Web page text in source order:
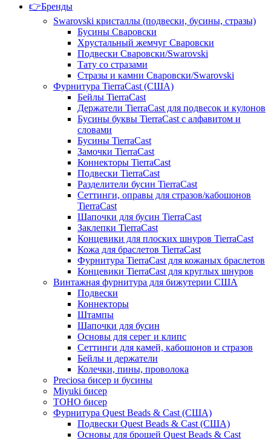
👉Бренды
Swarovski кристаллы (подвески, бусины, стразы)
Бусины Сваровски
Хрустальный жемчуг Сваровски
Подвески Сваровски/Swarovski
Тату со стразами
Стразы и камни Сваровски/Swarovski
Фурнитура TierraCast (США)
Бейлы TierraCast
Держатели TierraCast для подвесок и кулонов
Бусины буквы TierraCast с алфавитом и
словами
Бусины TierraCast
Замочки TierraCast
Коннекторы TierraCast
Подвески TierraCast
Разделители бусин TierraCast
Сеттинги, оправы для стразов/кабошонов
TierraCast
Шапочки для бусин TierraCast
Заклепки TierraCast
Концевики для плоских шнуров TierraCast
Кожа для браслетов TierraCast
Фурнитура TierraCast для кожаных браслетов
Концевики TierraCast для круглых шнуров
Винтажная фурнитура для бижутерии США
Подвески
Коннекторы
Штампы
Шапочки для бусин
Основы для серег и клипс
Сеттинги для камей, кабошонов и стразов
Бейлы и держатели
Колечки, пины, проволока
Preciosa бисер и бусины
Miyuki бисер
TOHO бисер
Фурнитура Quest Beads & Cast (США)
Подвески Quest Beads & Cast (США)
Основы для брошей Quest Beads & Cast